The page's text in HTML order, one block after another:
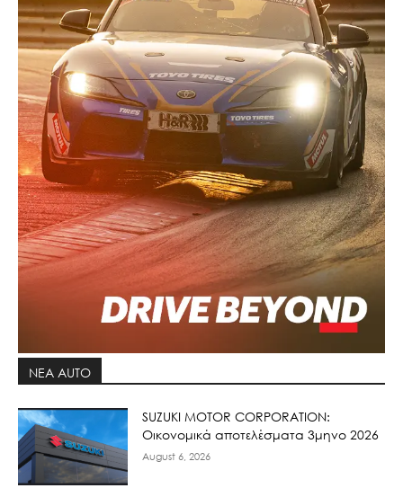
ΝΕΑ AUTO
SUZUKI MOTOR CORPORATION:
Οικονομικά αποτελέσματα 3μηνο 2026
August 6, 2026